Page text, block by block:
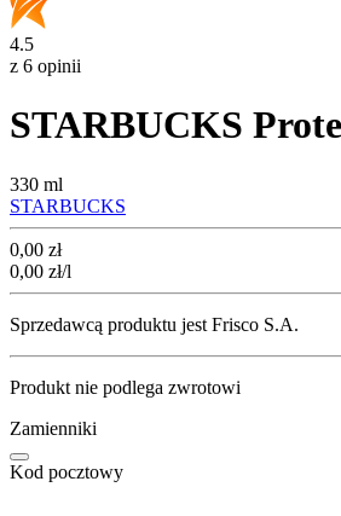
4.5
z 6 opinii
STARBUCKS
330 ml
STARBUCKS
Cena
0,00 zł
0,00 zł/l
Sprzedawcą produktu jest Frisco S.A.
Produkt nie podlega zwrotowi
Zamienniki
Kod pocztowy